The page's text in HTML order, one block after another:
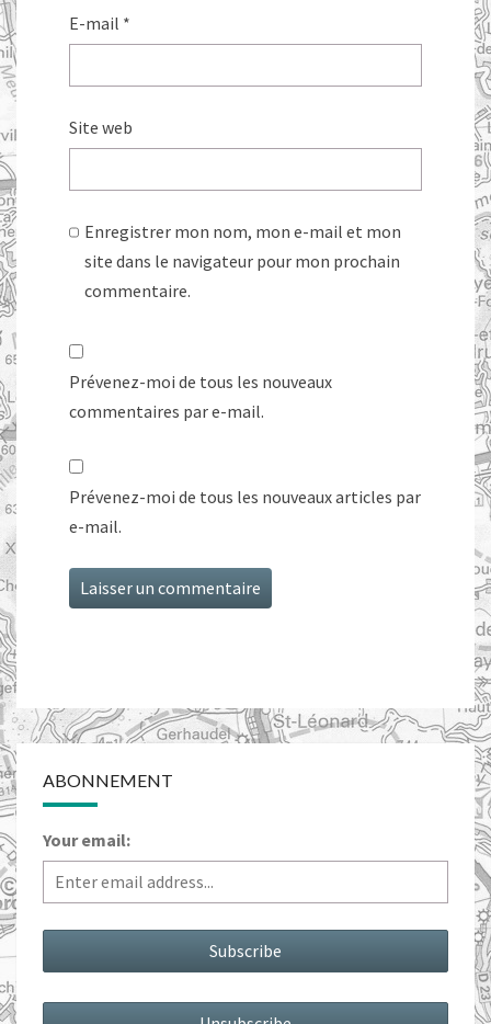
E-mail *
Site web
Enregistrer mon nom, mon e-mail et mon
site dans le navigateur pour mon prochain
commentaire.
Prévenez-moi de tous les nouveaux
commentaires par e-mail.
Prévenez-moi de tous les nouveaux articles par
e-mail.
ABONNEMENT
Your email: